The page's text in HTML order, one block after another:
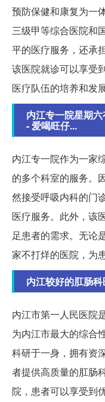
预防保健和康复为一
三级甲等综合医院和
平的医疗服务，还承
该医院就诊可以享受
医疗队伍的培养和发
内江专一院星期
- 爱喝旺仔...
内江专一院作为一家
的多个科室的服务。
然接受呼吸内科的门
医疗服务。此外，该
足患者的需求。无论
家不打烊的医院，为
内江较好的肛肠
内江市第一人民医院
为内江市最大的综合
科研于一身，拥有资
者提供高质量的肛肠
院，患者可以享受到